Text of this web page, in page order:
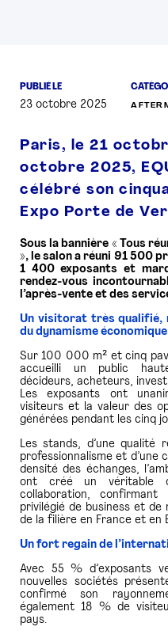
PRESSE
PUBLIÉ LE
23 octobre 2025
Paris, le 21
octobre 2025,
célébré son
Expo Porte de
Sous la bannière « Tous
», le salon a réuni 91 500
1 400 exposants et
rendez-vous
l’après-vente et des
Un visitorat très
du dynamisme
Sur 100 000 m² et cinq
accueilli un public
décideurs, acheteurs,
Les exposants ont
visiteurs et la valeur des
générées pendant les cinq
Les stands, d’une qualité
professionnalisme et d’une
densité des échanges,
ont créé un véritable
collaboration, confirmant
privilégié de business et de
de la filière en France et en
Un fort regain de
Avec 55 % d’exposants
nouvelles sociétés
confirmé son
également 18 % de
pays.